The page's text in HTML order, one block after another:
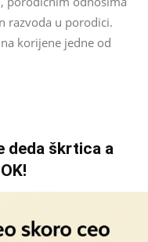
razvoda u porodici.
korijene jedne od
deda škrtica a